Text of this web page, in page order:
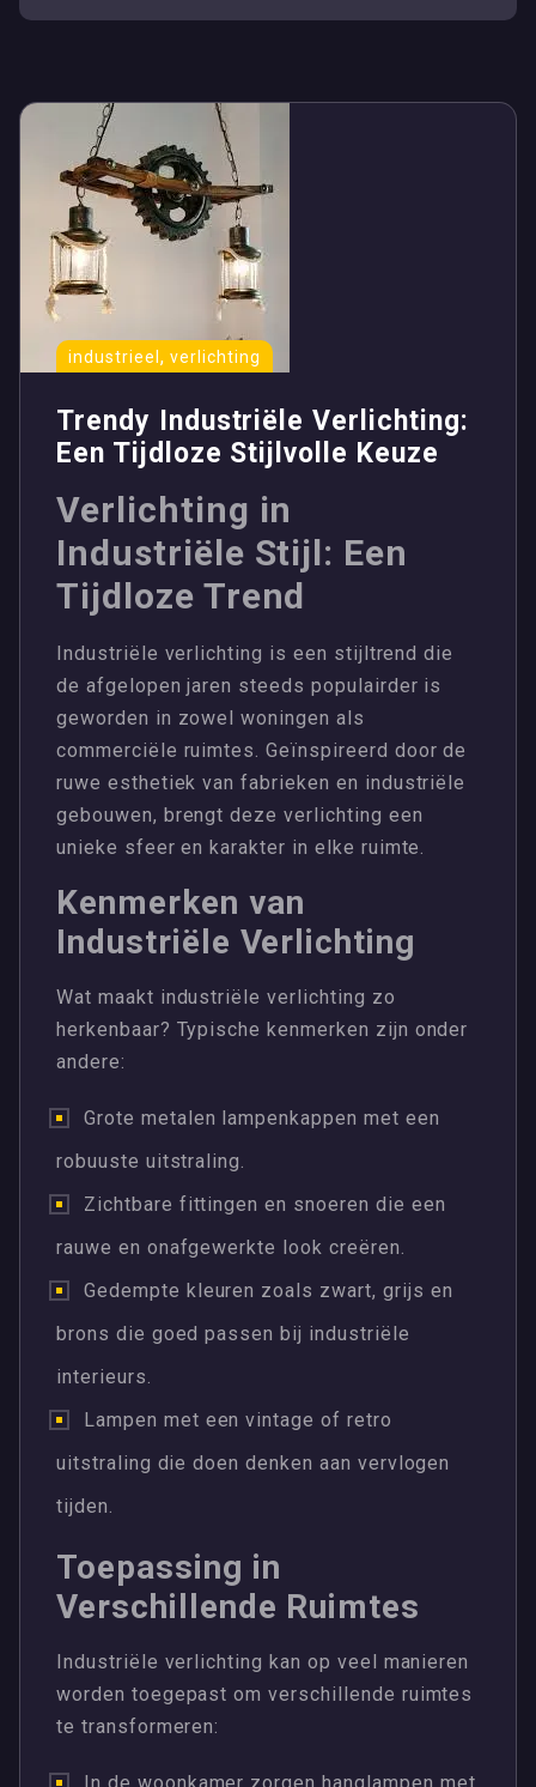
industrieel,verlichting
Trendy Industriële Verlichting:
Een Tijdloze Stijlvolle Keuze
Verlichting in
Industriële Stijl: Een
Tijdloze Trend
Industriële verlichting is een stijltrend die
de afgelopen jaren steeds populairder is
geworden in zowel woningen als
commerciële ruimtes. Geïnspireerd door de
ruwe esthetiek van fabrieken en industriële
gebouwen, brengt deze verlichting een
unieke sfeer en karakter in elke ruimte.
Kenmerken van
Industriële Verlichting
Wat maakt industriële verlichting zo
herkenbaar? Typische kenmerken zijn onder
andere:
Grote metalen lampenkappen met een
robuuste uitstraling.
Zichtbare fittingen en snoeren die een
rauwe en onafgewerkte look creëren.
Gedempte kleuren zoals zwart, grijs en
brons die goed passen bij industriële
interieurs.
Lampen met een vintage of retro
uitstraling die doen denken aan vervlogen
tijden.
Toepassing in
Verschillende Ruimtes
Industriële verlichting kan op veel manieren
worden toegepast om verschillende ruimtes
te transformeren:
In de woonkamer zorgen hanglampen met